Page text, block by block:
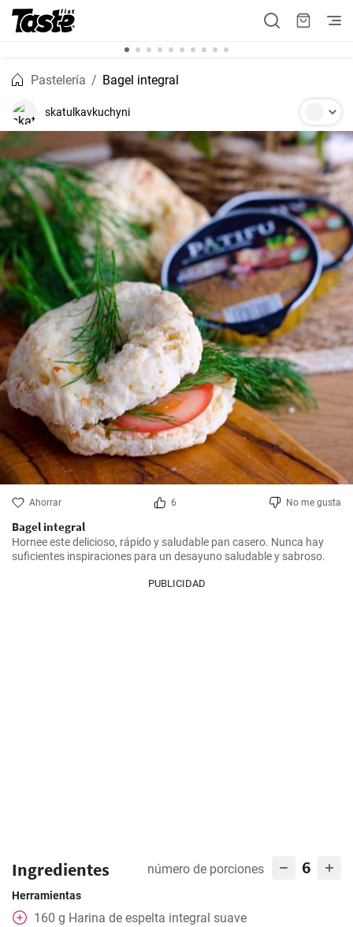
Pastelería Bagel integral
skatulkavkuchyni
Ahorrar 6 No me gusta
Bagel integral
Hornee este delicioso, rápido y saludable pan casero. Nunca hay
suficientes inspiraciones para un desayuno saludable y sabroso.
PUBLICIDAD
Ingredientes número de porciones 6
Herramientas
160 g Harina de espelta integral suave